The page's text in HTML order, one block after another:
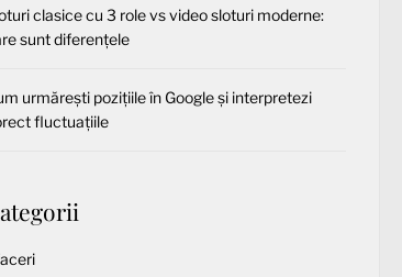
clasice cu 3 role vs video sloturi moderne:
sunt diferențele
urmărești pozițiile în Google și interpretezi
fluctuațiile